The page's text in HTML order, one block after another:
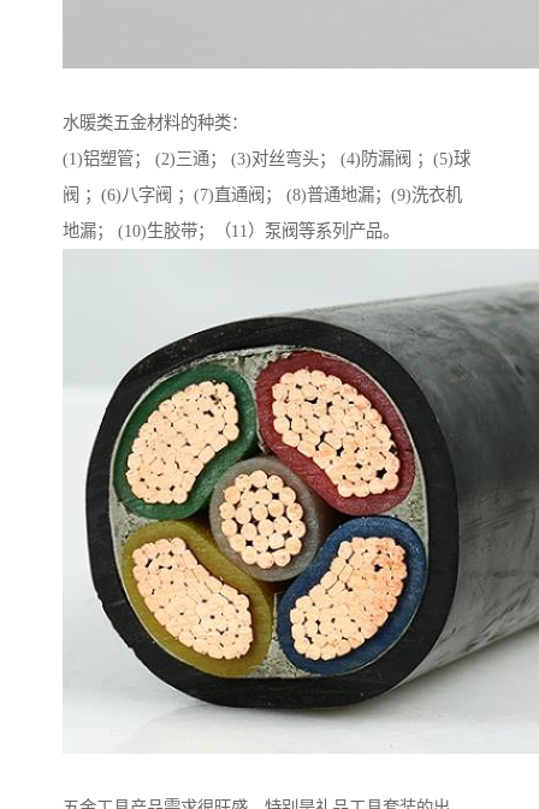
水暖类五金材料的种类：
(1)铝塑管； (2)三通； (3)对丝弯头； (4)防漏阀 ；(5)球
阀 ；(6)八字阀 ；(7)直通阀； (8)普通地漏；(9)洗衣机
地漏； (10)生胶带；（11）泵阀等系列产品。